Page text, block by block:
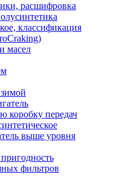
расшифровка
классификация
масел
коробку передач
выше уровня
фильтров